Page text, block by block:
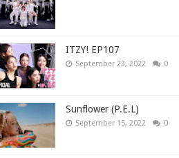
ITZY! EP107
September 23, 2022 0
Sunflower (P.E.L)
September 15, 2022 0